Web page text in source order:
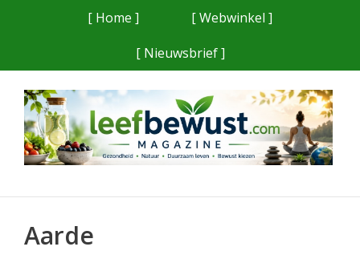
[ Home ]
[ Webwinkel ]
[ Nieuwsbrief ]
Aarde